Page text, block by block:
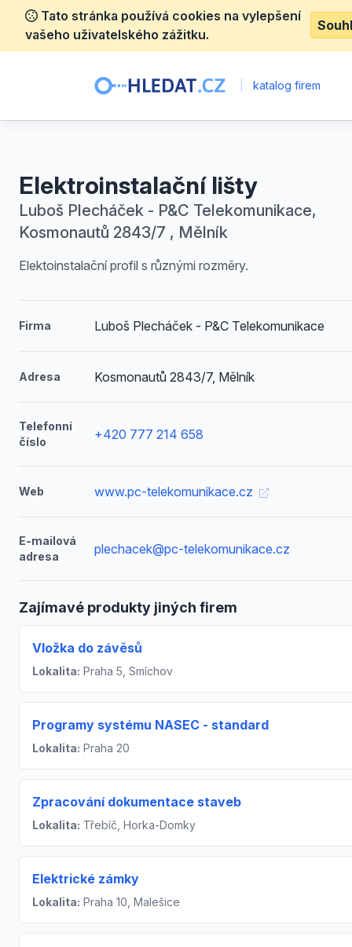
Tato stránka používá cookies na vylepšení
vašeho uživatelského zážitku.
katalog firem
Elektroinstalační lišty
Luboš Plecháček - P&C Telekomunikace,
Kosmonautů 2843/7 , Mělník
Elektoinstalační profil s různými rozměry.
Firma Luboš Plecháček - P&C Telekomunikace
Adresa Kosmonautů 2843/7, Mělník
Telefonní
číslo
+420 777 214 658
Web www.pc-telekomunikace.cz
E-mailová
adresa
plechacek@pc-telekomunikace.cz
Zajímavé produkty jiných firem
Vložka do závěsů
Lokalita: Praha 5, Smíchov
Programy systému NASEC - standard
Lokalita: Praha 20
Zpracování dokumentace staveb
Lokalita: Třebíč, Horka-Domky
Elektrické zámky
Lokalita: Praha 10, Malešice